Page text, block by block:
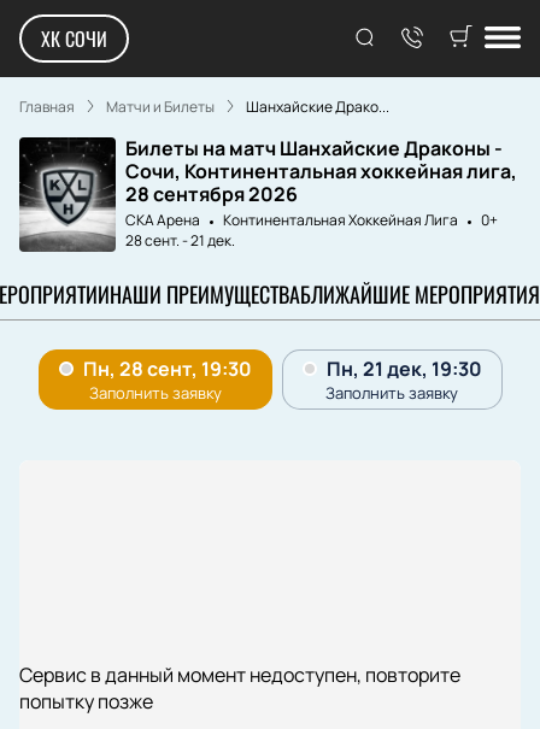
ХК СОЧИ
Главная Матчи и Билеты Шанхайские Драко...
Билеты на матч Шанхайские Драконы -
Сочи, Континентальная хоккейная лига,
28 сентября 2026
СКА Арена Континентальная Хоккейная Лига
0+
28 сент.-21 дек.
НАШИ ПРЕИМУЩЕСТВАБЛИЖАЙШИЕ МЕРОПРИЯТИЯ
Сервис в данный момент недоступен, повторите
попытку позже